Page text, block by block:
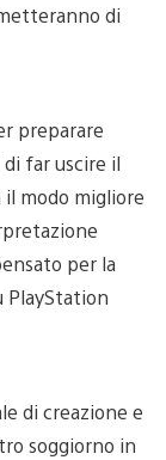
di
preparare
far uscire il
il modo migliore
per la
PlayStation
di creazione e
soggiorno in